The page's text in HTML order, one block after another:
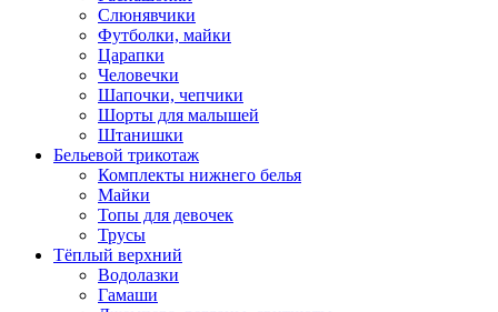
Слюнявчики
Футболки, майки
Царапки
Человечки
Шапочки, чепчики
Шорты для малышей
Штанишки
Бельевой трикотаж
Комплекты нижнего белья
Майки
Топы для девочек
Трусы
Тёплый верхний
Водолазки
Гамаши